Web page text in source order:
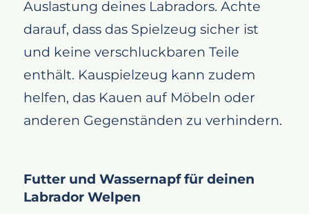
Auslastung deines Labradors. Achte
darauf, dass das Spielzeug sicher ist
und keine verschluckbaren Teile
enthält. Kauspielzeug kann zudem
helfen, das Kauen auf Möbeln oder
anderen Gegenständen zu verhindern.
Futter und Wassernapf für deinen
Labrador Welpen